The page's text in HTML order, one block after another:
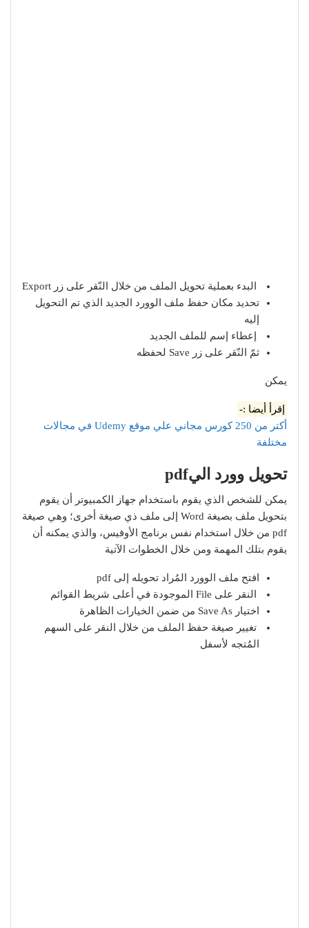
البدء بعملية تحويل الملف من خلال النّقر على زر Export
تحديد مكان حفظ ملف الوورد الجديد الذي تم التحويل
إليه
إعطاء إسم للملف الجديد
ثمّ النّقر على زر Save لحفظه
يمكن
إقرأ أيضا :-
أكتر من 250 كورس مجاني علي موقع Udemy في مجالات
مختلفة
تحويل وورد اليpdf
يمكن للشخص الذي يقوم باستخدام جهاز الكمبيوتر أن يقوم
بتحويل ملف بصيغة Word إلى ملف ذي صيغة أخرى؛ وهي صيغة
pdf من خلال استخدام نفس برنامج الأوفيس، والذي يمكنه أن
يقوم بتلك المهمة ومن خلال الخطوات الآتية
افتح ملف الوورد المُراد تحويله إلى pdf
النقر على File الموجودة في أعلى شريط القوائم
اختيار Save As من ضمن الخيارات الظاهرة
تغيير صيغة حفظ الملف من خلال النقر على السهم
المُتجه لأسفل